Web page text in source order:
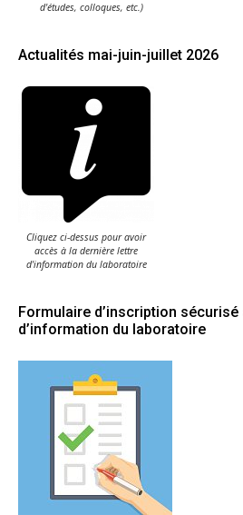
d'études, colloques, etc.)
Actualités mai-juin-juillet 2026
Cliquez ci-dessus pour avoir
accès à la dernière lettre
d'information du laboratoire
Formulaire d’inscription sécurisé
d’information du laboratoire